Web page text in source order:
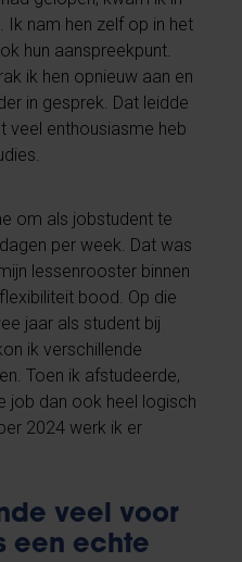
nam hen zelf op in het
hun aanspreekpunt.
ik hen opnieuw aan en
in gesprek. Dat leidde
veel enthousiasme heb
om als jobstudent te
per week. Dat was
lessenrooster binnen
bood. Op die
jaar als student bij
ik verschillende
Toen ik afstudeerde,
job dan ook heel logisch
2024 werk ik er
veel voor
een echte